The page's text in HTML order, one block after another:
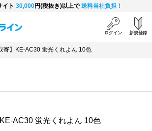
イト 30,000円(税抜き)以上で送料当社負担！
ログイン 新規登録
寄】KE-AC30 蛍光くれよん 10色
AC30 蛍光くれよん 10色